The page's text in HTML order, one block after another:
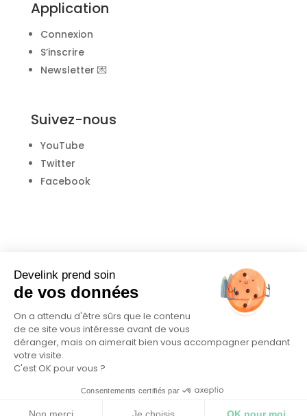
Application
Connexion
S’inscrire
Newsletter 💌
Suivez-nous
YouTube
Twitter
Facebook
Donnez votre avis
Trustpilot
© Develink 2021 |Mentions légales CGU
Develink prend soin
de vos données
On a attendu d'être sûrs que le contenu
de ce site vous intéresse avant de vous
déranger, mais on aimerait bien vous accompagner pendant
votre visite.
C'est OK pour vous ?
Consentements certifiés par